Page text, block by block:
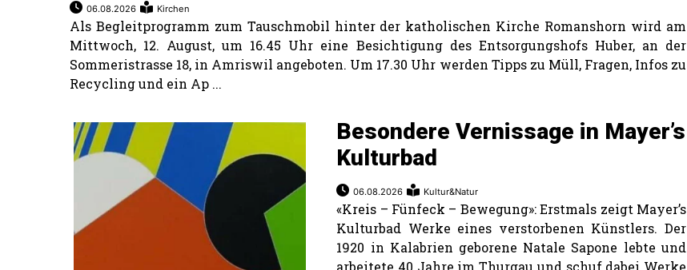
06.08.2026 Kirchen
Als Begleitprogramm zum Tauschmobil hinter der katholischen Kirche Romanshorn wird am
Mittwoch, 12. August, um 16.45 Uhr eine Besichtigung des Entsorgungshofs Huber, an der
Sommeristrasse 18, in Amriswil angeboten. Um 17.30 Uhr werden Tipps zu Müll, Fragen, Infos zu
Recycling und ein Ap ...
Besondere Vernissage in Mayer’s
Kulturbad
06.08.2026 Kultur&Natur
«Kreis – Fünfeck – Bewegung»: Erstmals zeigt Mayer’s
Kulturbad Werke eines verstorbenen Künstlers. Der
1920 in Kalabrien geborene Natale Sapone lebte und
arbeitete 40 Jahre im Thurgau und schuf dabei Werke